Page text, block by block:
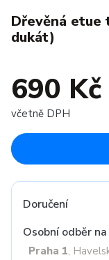
Dřevěná etue
dukát)
690 Kč
včetně DPH
Doručení
Osobní odběr
Praha 1,